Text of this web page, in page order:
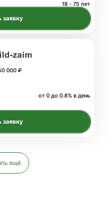
18 - 75 лет
заявку
000 ₽
от 0 до 0.8% в день
заявку
ещё